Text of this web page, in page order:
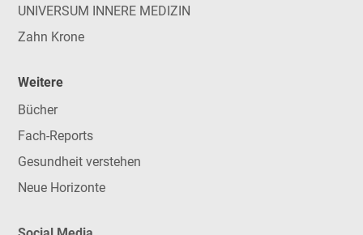
UNIVERSUM INNERE MEDIZIN
Zahn Krone
Weitere
Bücher
Fach-Reports
Gesundheit verstehen
Neue Horizonte